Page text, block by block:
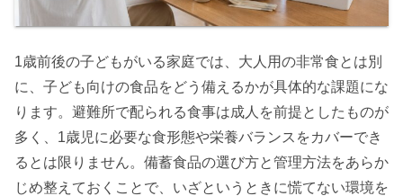
1歳前後の子どもがいる家庭では、大人用の非常食とは別
に、子ども向けの食品をどう備えるかが具体的な課題にな
ります。避難所で配られる食事は成人を前提としたものが
多く、1歳児に必要な食形態や栄養バランスをカバーでき
るとは限りません。備蓄食品の選び方と管理方法をあらか
じめ整えておくことで、いざというときに慌てない環境を